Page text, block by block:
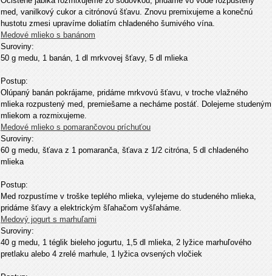
med, vanilkový cukor a citrónovú šťavu. Znovu premixujeme a konečnú
hustotu zmesi upravíme doliatím chladeného šumivého vína.
Medové mlieko s banánom
Suroviny:
50 g medu, 1 banán, 1 dl mrkvovej šťavy, 5 dl mlieka
Postup:
Olúpaný banán pokrájame, pridáme mrkvovú šťavu, v troche vlažného
mlieka rozpustený med, premiešame a necháme postáť. Dolejeme studeným
mliekom a rozmixujeme.
Medové mlieko s pomarančovou príchuťou
Suroviny:
60 g medu, šťava z 1 pomaranča, šťava z 1/2 citróna, 5 dl chladeného
mlieka
Postup:
Med rozpustíme v troške teplého mlieka, vylejeme do studeného mlieka,
pridáme šťavy a elektrickým šľahačom vyšľaháme.
Medový jogurt s marhuľami
Suroviny:
40 g medu, 1 téglik bieleho jogurtu, 1,5 dl mlieka, 2 lyžice marhuľového
pretlaku alebo 4 zrelé marhule, 1 lyžica ovsených vločiek